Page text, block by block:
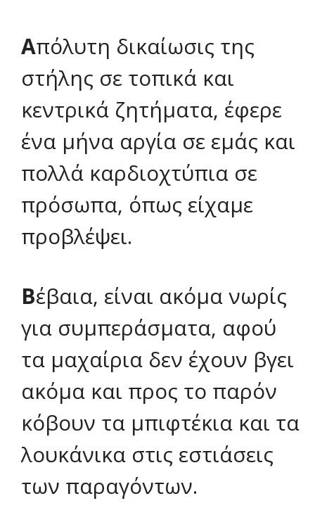
Απόλυτη δικαίωσις της
στήλης σε τοπικά και
κεντρικά ζητήματα, έφερε
ένα μήνα αργία σε εμάς και
πολλά καρδιοχτύπια σε
πρόσωπα, όπως είχαμε
προβλέψει.
Βέβαια, είναι ακόμα νωρίς
για συμπεράσματα, αφού
τα μαχαίρια δεν έχουν βγει
ακόμα και προς το παρόν
κόβουν τα μπιφτέκια και τα
λουκάνικα στις εστιάσεις
των παραγόντων.